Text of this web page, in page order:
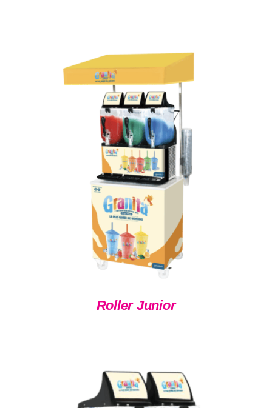
DÉTAILS
Roller Junior